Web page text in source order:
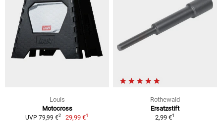
Louis
Motocross
UVP 79,99 €2 29,99 €1
Rothewald
Ersatzstift
2,99 €1